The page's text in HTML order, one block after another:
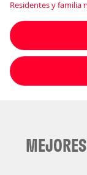
Residentes y familia